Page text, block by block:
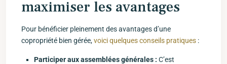
maximiser les avantages
Pour bénéficier pleinement des avantages‍ d’une
copropriété ⁣bien⁢ gérée,voici quelques conseils pratiques :
Participer aux⁤ assemblées générales : C’est